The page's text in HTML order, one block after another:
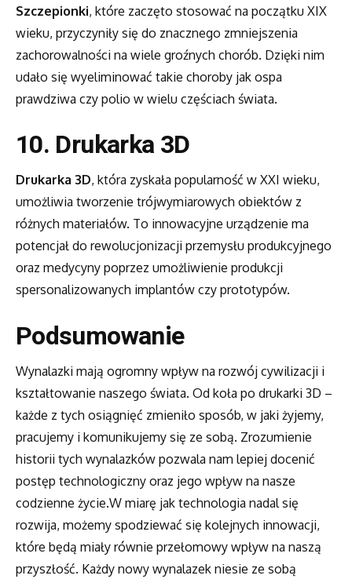
Szczepionki, które zaczęto stosować na początku XIX
wieku, przyczyniły się do znacznego zmniejszenia
zachorowalności na wiele groźnych chorób. Dzięki nim
udało się wyeliminować takie choroby jak ospa
prawdziwa czy polio w wielu częściach świata.
10. Drukarka 3D
Drukarka 3D, która zyskała popularność w XXI wieku,
umożliwia tworzenie trójwymiarowych obiektów z
różnych materiałów. To innowacyjne urządzenie ma
potencjał do rewolucjonizacji przemysłu produkcyjnego
oraz medycyny poprzez umożliwienie produkcji
spersonalizowanych implantów czy prototypów.
Podsumowanie
Wynalazki mają ogromny wpływ na rozwój cywilizacji i
kształtowanie naszego świata. Od koła po drukarki 3D –
każde z tych osiągnięć zmieniło sposób, w jaki żyjemy,
pracujemy i komunikujemy się ze sobą. Zrozumienie
historii tych wynalazków pozwala nam lepiej docenić
postęp technologiczny oraz jego wpływ na nasze
codzienne życie.W miarę jak technologia nadal się
rozwija, możemy spodziewać się kolejnych innowacji,
które będą miały równie przełomowy wpływ na naszą
przyszłość. Każdy nowy wynalazek niesie ze sobą